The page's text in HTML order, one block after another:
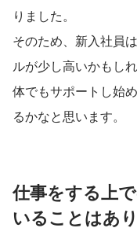
りました。
そのため、新入社員
ルが少し高いかもし
体でもサポートし始
るかなと思います。
仕事をする上
いることはあ